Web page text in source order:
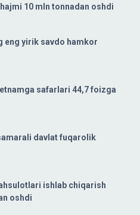
10 mln tonnadan oshdi
eng yirik savdo hamkor
safarlari 44,7 foizga
davlat fuqarolik
ishlab chiqarish
oshdi